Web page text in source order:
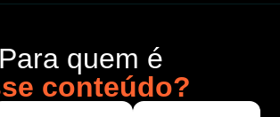
Para quem é
conteúdo?